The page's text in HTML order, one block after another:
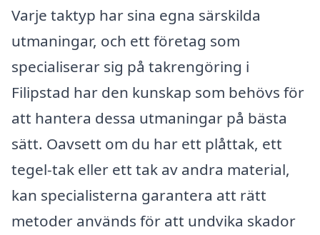
Varje taktyp har sina egna särskilda
utmaningar, och ett företag som
specialiserar sig på takrengöring i
Filipstad har den kunskap som behövs för
att hantera dessa utmaningar på bästa
sätt. Oavsett om du har ett plåttak, ett
tegel-tak eller ett tak av andra material,
kan specialisterna garantera att rätt
metoder används för att undvika skador